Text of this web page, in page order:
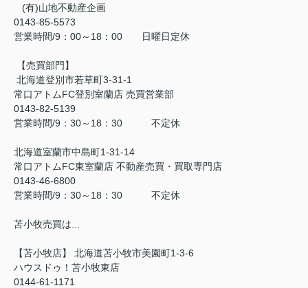
(有)山地不動産企画
0143-85-5573
営業時間/9：00～18：00 日曜日定休
【売買部門】
北海道登別市若草町3-31-1
常口アトムFC登別室蘭店 売買営業部
0143-82-5139
営業時間/9：30～18：30 不定休
北海道室蘭市中島町1-31-14
常口アトムFC東室蘭店 不動産売買・買取専門店
0143-46-6800
営業時間/9：30～18：30 不定休
苫小牧売買は...
【苫小牧店】 北海道苫小牧市美園町1-3-6
ハウスドゥ！苫小牧東店
0144-61-1171